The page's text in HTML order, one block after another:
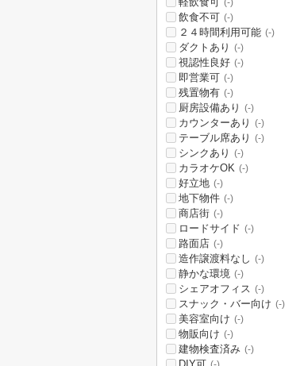
(-)
飲食不可 (-)
２４時間利用可能 (-)
ダクトあり (-)
視認性良好 (-)
即営業可 (-)
残置物有 (-)
厨房設備あり (-)
カウンターあり (-)
テーブル席あり (-)
シンクあり (-)
カラオケOK (-)
好立地 (-)
地下物件 (-)
商店街 (-)
ロードサイド (-)
路面店 (-)
造作譲渡料なし (-)
静かな環境 (-)
シェアオフィス (-)
スナック・バー向け (-)
美容室向け (-)
物販向け (-)
建物検査済み (-)